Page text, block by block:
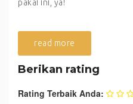
pakai ini, ya!
read more
Berikan rating
Rating Terbaik Anda: